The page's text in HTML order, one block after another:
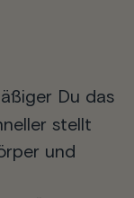
Du das
stellt
und